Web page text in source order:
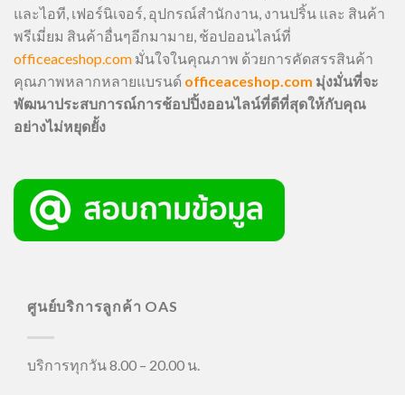
และไอที, เฟอร์นิเจอร์, อุปกรณ์สำนักงาน, งานปริ้น และ สินค้า
พรีเมี่ยม สินค้าอื่นๆอีกมามาย, ช้อปออนไลน์ที่
officeaceshop.com มั่นใจในคุณภาพ ด้วยการคัดสรรสินค้า
คุณภาพหลากหลายแบรนด์ officeaceshop.com มุ่งมั่นที่จะ
พัฒนาประสบการณ์การช้อปปิ้งออนไลน์ที่ดีที่สุดให้กับคุณ
อย่างไม่หยุดยั้ง
ศูนย์บริการลูกค้า OAS
บริการทุกวัน 8.00 – 20.00 น.